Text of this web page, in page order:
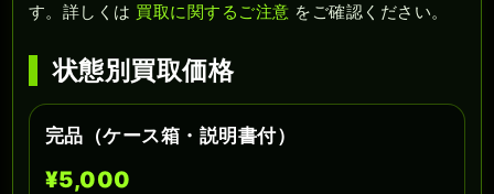
す。詳しくは 買取に関するご注意 をご確認ください。
状態別買取価格
完品（ケース箱・説明書付）
¥5,000